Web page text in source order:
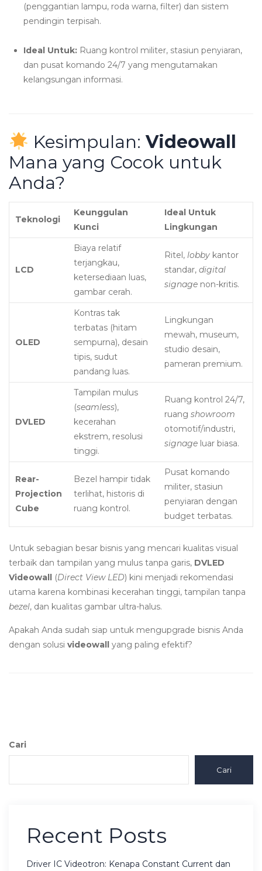
(penggantian lampu, roda warna, filter) dan sistem
pendingin terpisah.
Ideal Untuk: Ruang kontrol militer, stasiun penyiaran,
dan pusat komando 24/7 yang mengutamakan
kelangsungan informasi.
Kesimpulan:Videowall
Mana yang Cocok untuk
Anda?
Teknologi
Keunggulan
Kunci
Ideal Untuk
Lingkungan
LCD
Biaya relatif
terjangkau,
ketersediaan luas,
gambar cerah.
Ritel, lobby kantor
standar, digital
signage non-kritis.
OLED
Kontras tak
terbatas (hitam
sempurna), desain
tipis, sudut
pandang luas.
Lingkungan
mewah, museum,
studio desain,
pameran premium.
DVLED
Tampilan mulus
(seamless),
kecerahan
ekstrem, resolusi
tinggi.
Ruang kontrol 24/7,
ruang showroom
otomotif/industri,
signage luar biasa.
Rear-
Projection
Cube
Bezel hampir tidak
terlihat, historis di
ruang kontrol.
Pusat komando
militer, stasiun
penyiaran dengan
budget terbatas.
Untuk sebagian besar bisnis yang mencari kualitas visual
terbaik dan tampilan yang mulus tanpa garis, DVLED
Videowall (Direct View LED) kini menjadi rekomendasi
utama karena kombinasi kecerahan tinggi, tampilan tanpa
bezel, dan kualitas gambar ultra-halus.
Apakah Anda sudah siap untuk mengupgrade bisnis Anda
dengan solusi videowall yang paling efektif?
Cari
Cari
Recent Posts
Driver IC Videotron: Kenapa Constant Current dan